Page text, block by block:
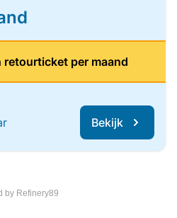
retourticket per maand
Bekijk
by Refinery89